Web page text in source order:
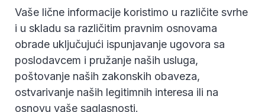
Vaše lične informacije koristimo u različite svrhe
i u skladu sa različitim pravnim osnovama
obrade uključujući ispunjavanje ugovora sa
poslodavcem i pružanje naših usluga,
poštovanje naših zakonskih obaveza,
ostvarivanje naših legitimnih interesa ili na
osnovu vaše saglasnosti.